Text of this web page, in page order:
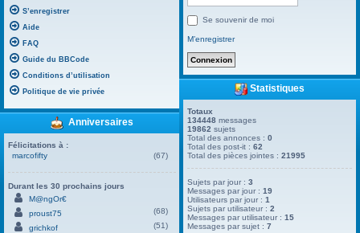
S’enregistrer
Aide
FAQ
Guide du BBCode
Conditions d’utilisation
Politique de vie privée
Anniversaires
Félicitations à :
marcofifty
(67)
Durant les 30 prochains jours
M@ngOr€
proust75
(68)
grichkof
(51)
Se souvenir de moi
M’enregistrer
Statistiques
Totaux
134448 messages
19862 sujets
Total des annonces :0
Total des post-it :62
Total des pièces jointes :21995
Sujets par jour :3
Messages par jour :19
Utilisateurs par jour :1
Sujets par utilisateur :2
Messages par utilisateur :15
Messages par sujet :7